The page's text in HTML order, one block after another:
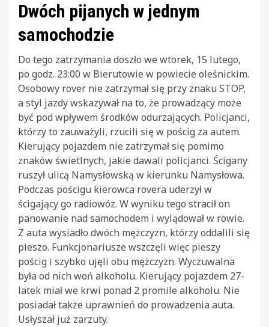
Dwóch pijanych w jednym
samochodzie
Do tego zatrzymania doszło we wtorek, 15 lutego,
po godz. 23:00 w Bierutowie w powiecie oleśnickim.
Osobowy rover nie zatrzymał się przy znaku STOP,
a styl jazdy wskazywał na to, że prowadzący może
być pod wpływem środków odurzających. Policjanci,
którzy to zauważyli, rzucili się w pościg za autem.
Kierujący pojazdem nie zatrzymał się pomimo
znaków świetlnych, jakie dawali policjanci. Ścigany
ruszył ulicą Namysłowską w kierunku Namysłowa.
Podczas pościgu kierowca rovera uderzył w
ścigający go radiowóz. W wyniku tego stracił on
panowanie nad samochodem i wylądował w rowie.
Z auta wysiadło dwóch mężczyzn, którzy oddalili się
pieszo. Funkcjonariusze wszczęli więc pieszy
pościg i szybko ujęli obu mężczyzn. Wyczuwalna
była od nich woń alkoholu. Kierujący pojazdem 27-
latek miał we krwi ponad 2 promile alkoholu. Nie
posiadał także uprawnień do prowadzenia auta.
Usłyszał już zarzuty.